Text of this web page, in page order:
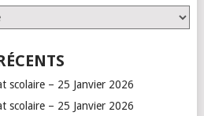
scolaire – 25 Janvier 2026
scolaire – 25 Janvier 2026